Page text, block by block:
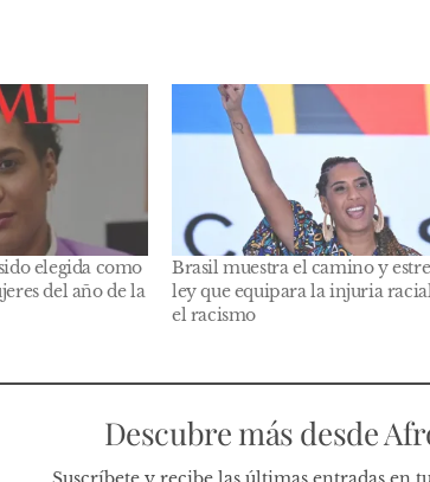
elegida como
del año de la
Brasil muestra el camino y
ley que equipara la injuria
el racismo
Descubre más desde